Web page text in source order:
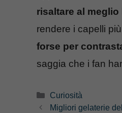
risaltare al meglio
rendere i capelli
forse per
saggia che i fan
Categorie
Curiosità
Migliori gelaterie